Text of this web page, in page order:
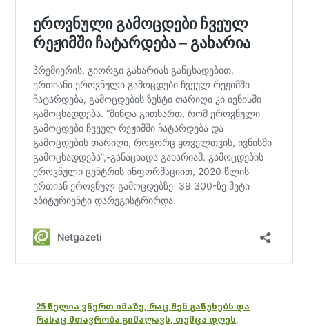
25 წელია ვწერთ იმაზე, რაც შენ გაწუხებს და
რასაც მთავრობა გიმალავს, თუმცა დღეს,